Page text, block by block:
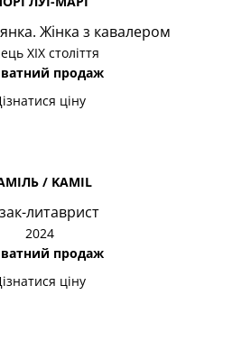
Жінка з кавалером
ХІХ століття
продаж
ціну
/ KAMIL
литаврист
2024
продаж
ціну